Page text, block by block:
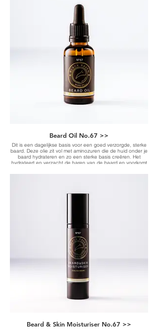
Beard Oil No.67 >>
Dit is een dagelijkse basis voor een goed verzorgde, sterke
baard. Deze olie zit vol met aminozuren die de huid onder je
baard hydrateren en zo een sterke basis creëren. Het
hydrateert en verzacht de haren van de baard en voorkomt
Beard & Skin Moisturiser No.67 >>